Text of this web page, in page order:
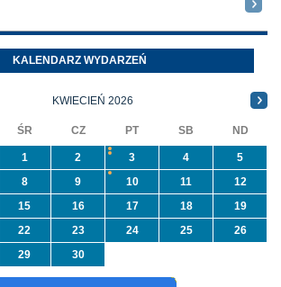
azbest w ramach
programu
priorytetowego
Oleszycach
Orzeszkowej.
informacji ...
KALENDARZ WYDARZEŃ
KWIECIEŃ 2026
ŚR CZ PT SB ND
1 2 3 4
5
8 9 10 11
12
15 16 17 18
19
22 23 24 25
26
29 30